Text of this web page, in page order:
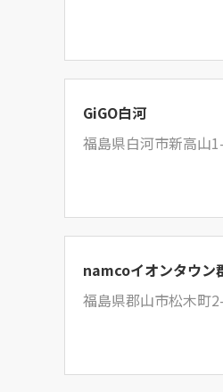
GiGO白河
福島県白河市新高山
namcoイオンタウン
福島県郡山市松木町